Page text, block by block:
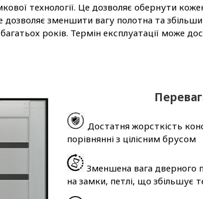
технології. Це дозволяє обернути
дозволяє зменшити вагу полотна та
років. Термін експлуатації може
Достатня жорсткість
порівнянні з цілісним брусом
Зменшена вага дверного
на замки, петлі, що збільшує